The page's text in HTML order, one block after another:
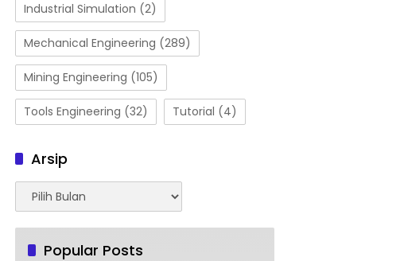
Industrial Simulation (2)
Mechanical Engineering (289)
Mining Engineering (105)
Tools Engineering (32) Tutorial (4)
Arsip
Arsip
Popular Posts